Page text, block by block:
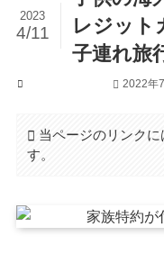
レジット
子連れ旅
2023
4/11
2022年
当ページのリンク
す。